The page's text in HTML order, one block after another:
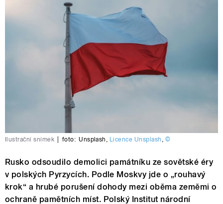
Ilustrační snímek foto: Unsplash , Licence Unsplash , ©
Rusko odsoudilo demolici památníku ze sovětské éry
v polských Pyrzycích. Podle Moskvy jde o „rouhavý
krok“ a hrubé porušení dohody mezi oběma zeměmi o
ochraně pamětních míst. Polský Institut národní